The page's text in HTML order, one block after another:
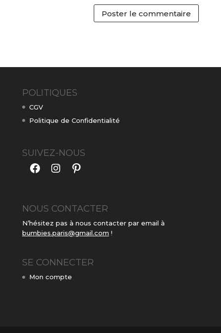
POLITIQUES
CGV
Politique de Confidentialité
SUIVEZ-NOUS
FacebookInstagramPinterest
NOUS CONTACTER
N’hésitez pas à nous contacter par email à
bumbies.paris@gmail.com !
SE CONNECTER
Mon compte